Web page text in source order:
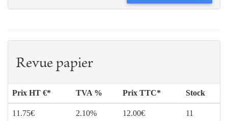
Revue papier
Prix HT €* TVA % Prix TTC* Stock
11.75€ 2.10% 12.00€ 11